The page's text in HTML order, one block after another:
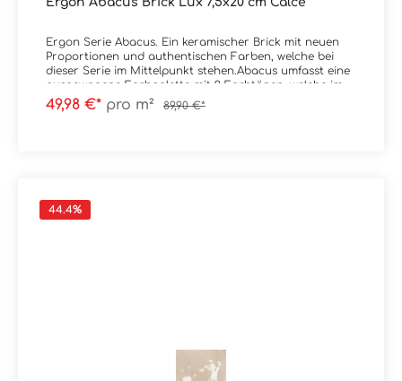
Ergon Serie Abacus. Ein keramischer Brick mit neuen
Proportionen und authentischen Farben, welche bei
dieser Serie im Mittelpunkt stehen.Abacus umfasst eine
ausgewogene Farbpalette mit 9 Farbtönen, welche im
Spektrum von sehr kräftig bis natürlich liegen.
Erhältlich ist die Serie im Format 7,5x20
49,98 €* pro m² 89,90 €*
44.4%